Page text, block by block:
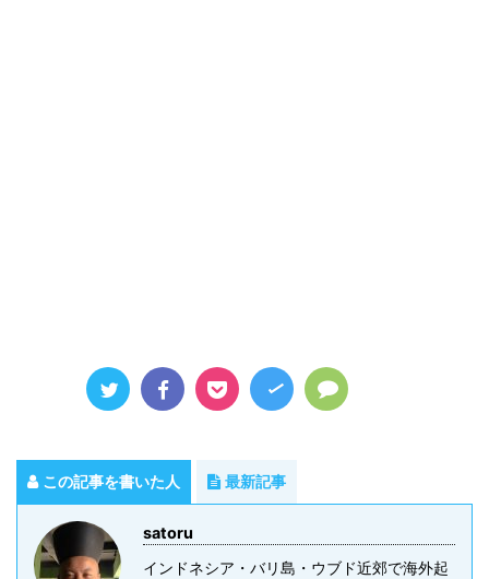
この記事を書いた人 最新記事
satoru
インドネシア・バリ島・ウブド近郊で海外起